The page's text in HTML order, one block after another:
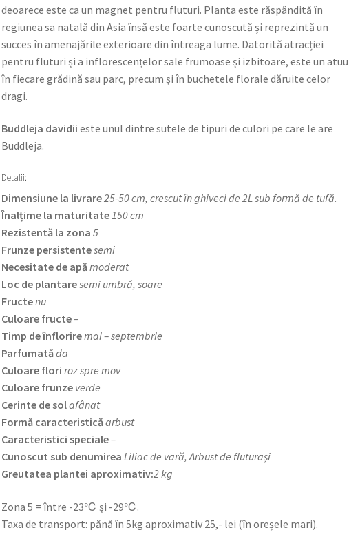
deoarece este ca un magnet pentru fluturi. Planta este răspândită în
regiunea sa natală din Asia însă este foarte cunoscută și reprezintă un
succes în amenajările exterioare din întreaga lume. Datorită atracției
pentru fluturi și a inflorescențelor sale frumoase și izbitoare, este un atuu
în fiecare grădină sau parc, precum și în buchetele florale dăruite celor
dragi.
Buddleja davidii este unul dintre sutele de tipuri de culori pe care le are
Buddleja.
Detalii:
Dimensiune la livrare25-50 cm, crescut în ghiveci de 2L sub formă de tufă.
Înalțime la maturitate150 cm
Rezistentă la zona 5
Frunze persistentesemi
Necesitate de apămoderat
Loc de plantaresemi umbră, soare
Fructenu
Culoare fructe–
Timp de înfloriremai – septembrie
Parfumatăda
Culoare flori roz spre mov
Culoare frunze verde
Cerinte de solafânat
Formă caracteristicăarbust
Caracteristici speciale–
Cunoscut sub denumirea Liliac de vară, Arbust de fluturași
Greutatea plantei aproximativ:2 kg
Zona 5 = între -23℃ și -29℃.
Taxa de transport: pănă în 5kg aproximativ 25,- lei (în oreșele mari).